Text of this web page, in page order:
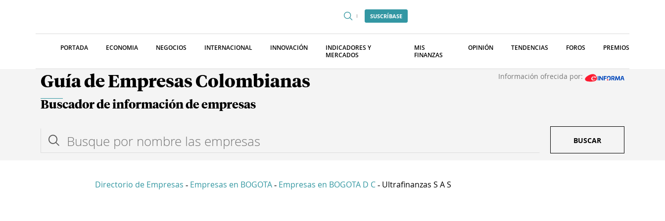
SUSCRÍBASE
PORTADA ECONOMIA NEGOCIOS INTERNACIONAL INNOVACIÓN
INDICADORES Y
MERCADOS
MIS
FINANZAS
OPINIÓN TENDENCIAS FOROS PREMIOS
Guía de Empresas Colombianas Información ofrecida por:
Buscador de información de empresas
BUSCAR
Directorio de Empresas - Empresas en BOGOTA - Empresas en BOGOTA D C - Ultrafinanzas S A S